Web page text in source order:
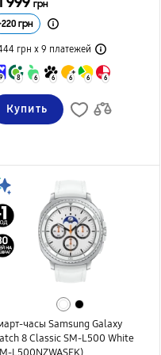
грн
220грн
грн х 9 платежей
9 8 6 6 6 6 6
Купить
часы Samsung Galaxy
8 Classic SM-L500 White